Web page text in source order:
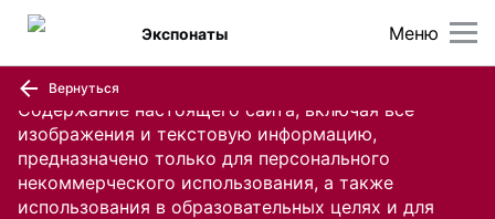
Содержание настоящего сайта, включая все
изображения и текстовую информацию,
предназначено только для персонального
некоммерческого использования, а также
использования в образовательных целях и для
Меню
Экспонаты
Вернуться